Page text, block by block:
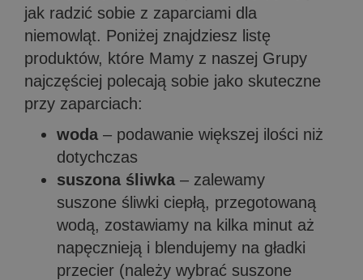
jak radzić sobie z zaparciami dla
niemowląt. Poniżej znajdziesz listę
produktów, które Mamy z naszej Grupy
najczęściej polecają sobie jako skuteczne
przy zaparciach:
woda – podawanie większej ilości niż
dotychczas
suszona śliwka – zalewamy
suszone śliwki ciepłą, przegotowaną
wodą, zostawiamy na kilka minut aż
napęcznieją i blendujemy na gładki
przecier (należy wybrać suszone